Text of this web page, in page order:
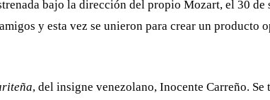
bajo la dirección del propio Mozart, el 30 de
y esta vez se unieron para crear un producto
, del insigne venezolano, Inocente Carreño.